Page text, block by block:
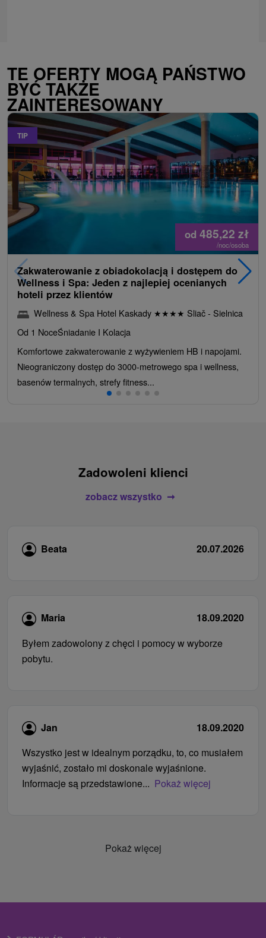
TE OFERTY MOGĄ PAŃSTWO
BYĆ TAKŻE
ZAINTERESOWANY
TIP
od 485,22 zł
/noc/osoba
Zakwaterowanie z obiadokolacją i dostępem do
Wellness i Spa: Jeden z najlepiej ocenianych
hoteli przez klientów
Wellness & Spa Hotel Kaskady ★★★★ Sliač - Sielnica
Od 1 NoceŚniadanie I Kolacja
Komfortowe zakwaterowanie z wyżywieniem HB i napojami.
Nieograniczony dostęp do 3000-metrowego spa i wellness,
basenów termalnych, strefy fitness...
Zadowoleni klienci
zobacz wszystko
Beata 20.07.2026
Maria
18.09.2020
Byłem zadowolony z chęci i pomocy w wyborze
pobytu.
Jan
18.09.2020
Wszystko jest w idealnym porządku, to, co musiałem
wyjaśnić, zostało mi doskonale wyjaśnione.
Informacje są przedstawione... Pokaż więcej
Pokaż więcej